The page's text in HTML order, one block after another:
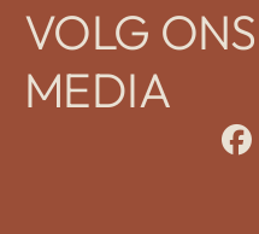
VOLG
MEDIA